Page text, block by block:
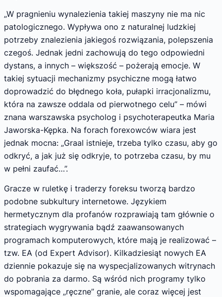
„W pragnieniu wynalezienia takiej maszyny nie ma nic
patologicznego. Wypływa ono z naturalnej ludzkiej
potrzeby znalezienia jakiegoś rozwiązania, polepszenia
czegoś. Jednak jedni zachowują do tego odpowiedni
dystans, a innych – większość – pożerają emocje. W
takiej sytuacji mechanizmy psychiczne mogą łatwo
doprowadzić do błędnego koła, pułapki irracjonalizmu,
która na zawsze oddala od pierwotnego celu” – mówi
znana warszawska psycholog i psychoterapeutka Maria
Jaworska-Kępka. Na forach forexowców wiara jest
jednak mocna: „Graal istnieje, trzeba tylko czasu, aby go
odkryć, a jak już się odkryje, to potrzeba czasu, by mu
w pełni zaufać…”.
Gracze w ruletkę i traderzy foreksu tworzą bardzo
podobne subkultury internetowe. Językiem
hermetycznym dla profanów rozprawiają tam głównie o
strategiach wygrywania bądź zaawansowanych
programach komputerowych, które mają je realizować –
tzw. EA (od Expert Advisor). Kilkadziesiąt nowych EA
dziennie pokazuje się na wyspecjalizowanych witrynach
do pobrania za darmo. Są wśród nich programy tylko
wspomagające „ręczne” granie, ale coraz więcej jest